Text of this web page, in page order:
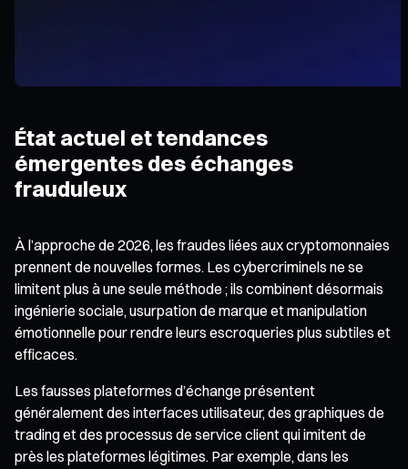
État actuel et tendances
émergentes des échanges
frauduleux
À l’approche de 2026, les fraudes liées aux cryptomonnaies
prennent de nouvelles formes. Les cybercriminels ne se
limitent plus à une seule méthode ; ils combinent désormais
ingénierie sociale, usurpation de marque et manipulation
émotionnelle pour rendre leurs escroqueries plus subtiles et
efficaces.
Les fausses plateformes d’échange présentent
généralement des interfaces utilisateur, des graphiques de
trading et des processus de service client qui imitent de
près les plateformes légitimes. Par exemple, dans les